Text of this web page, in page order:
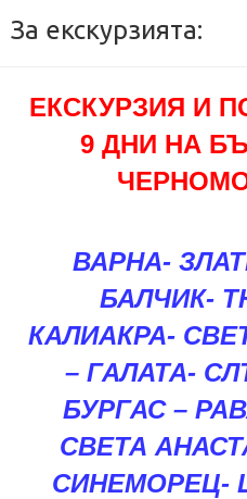
За екскурзията:
ЕКСКУРЗИЯ И
9 ДНИ НА
ВАРНА-
БАЛЧИК-
КАЛИАКРА-
– ГАЛАТА-
БУРГАС –
СВЕТА
СИНЕМОРЕЦ-